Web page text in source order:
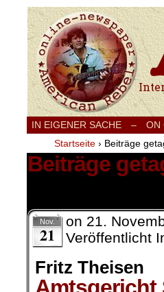
IN EIGENER SACHE – ON
Startseite › Beiträge
Beiträge
Nov.
21
on 21.
Veröffentlicht
Fritz Theisen